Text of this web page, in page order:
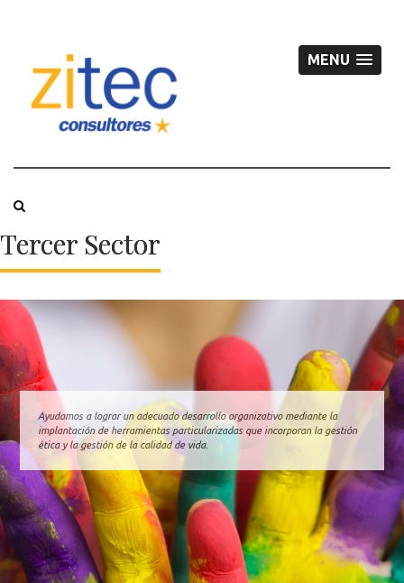
MENU
Tercer Sector
Ayudamos a lograr un adecuado desarrollo organizativo mediante la
implantación de herramientas particularizadas que incorporan la gestión
ética y la gestión de la calidad de vida.